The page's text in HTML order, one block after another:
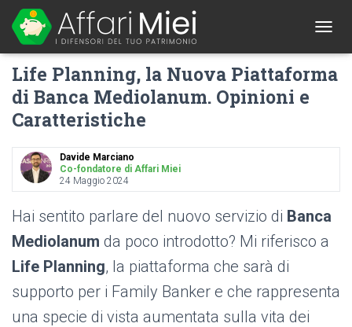
O
G
G
T
O
Life Planning, la Nuova Piattaforma
di Banca Mediolanum. Opinioni e
Caratteristiche
Davide Marciano
Co-fondatore di Affari Miei
24 Maggio 2024
Hai sentito parlare del nuovo servizio di Banca
Mediolanum da poco introdotto? Mi riferisco a
Life Planning, la piattaforma che sarà di
supporto per i Family Banker e che rappresenta
una specie di vista aumentata sulla vita dei